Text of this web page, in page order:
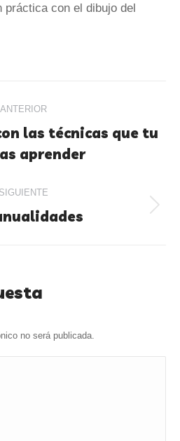
práctica con el dibujo del
ANTERIOR
las técnicas que tu
aprender
SIGUIENTE
no será publicada.